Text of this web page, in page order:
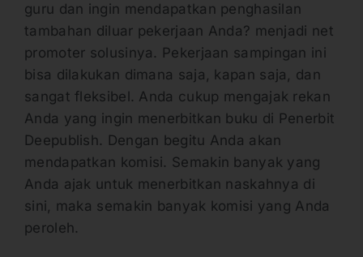
guru dan ingin mendapatkan penghasilan
tambahan diluar pekerjaan Anda? menjadi net
promoter solusinya. Pekerjaan sampingan ini
bisa dilakukan dimana saja, kapan saja, dan
sangat fleksibel. Anda cukup mengajak rekan
Anda yang ingin menerbitkan buku di Penerbit
Deepublish. Dengan begitu Anda akan
mendapatkan komisi. Semakin banyak yang
Anda ajak untuk menerbitkan naskahnya di
sini, maka semakin banyak komisi yang Anda
peroleh.